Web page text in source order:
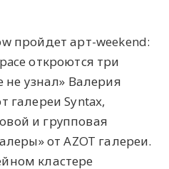
пройдет арт-weekend:
откроются три
не узнал» Валерия
галереи Syntax,
и групповая
от AZOT галереи.
кластере